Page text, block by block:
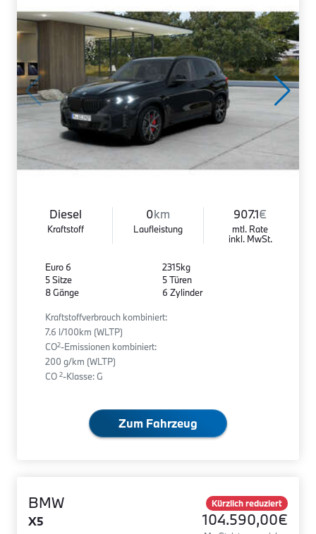
Diesel
Kraftstoff
0km
Laufleistung
907.1€
mtl. Rate
inkl. MwSt.
Euro 6
5 Sitze
8 Gänge
2315kg
5 Türen
6 Zylinder
Kraftstoffverbrauch kombiniert:
7.6 l/100km (WLTP)
CO2-Emissionen kombiniert:
200 g/km (WLTP)
CO 2-Klasse: G
Zum Fahrzeug
BMW
X5
Kürzlich reduziert
104.590,00€